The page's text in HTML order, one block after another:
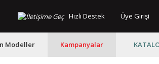
Hızlı Destek Üye Girişi
Modeller Kampanyalar